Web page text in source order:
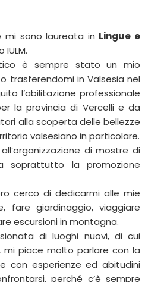
mi sono laureata in Lingue e
IULM.
è sempre stato un mio
trasferendomi in Valsesia nel
l’abilitazione professionale
la provincia di Vercelli e da
alla scoperta delle bellezze
valsesiano in particolare.
di mostre di
soprattutto la promozione
cerco di dedicarmi alle mie
fare giardinaggio, viaggiare
escursioni in montagna.
di luoghi nuovi, di cui
piace molto parlare con la
con esperienze ed abitudini
perché c’è sempre